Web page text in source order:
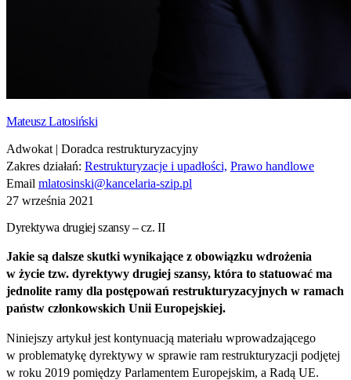
Mateusz Latosiński
Adwokat | Doradca restrukturyzacyjny
Zakres działań: Restrukturyzacje i upadłości, Prawo handlowe
Email mlatosinski@kancelaria-szip.pl
27 września 2021
Dyrektywa drugiej szansy – cz. II
Jakie są dalsze skutki wynikające z obowiązku wdrożenia
w życie tzw. dyrektywy drugiej szansy, która to statuować ma
jednolite ramy dla postępowań restrukturyzacyjnych w ramach
państw członkowskich Unii Europejskiej.
Niniejszy artykuł jest kontynuacją materiału wprowadzającego
w problematykę dyrektywy w sprawie ram restrukturyzacji podjętej
w roku 2019 pomiędzy Parlamentem Europejskim, a Radą UE.